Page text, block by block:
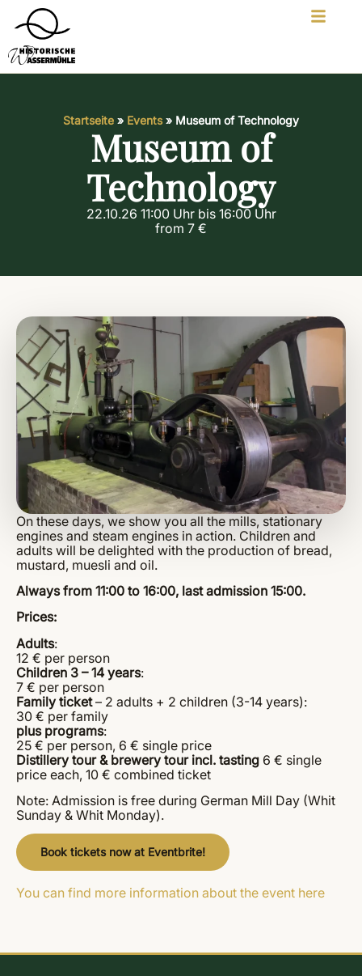
Startseite » Events» Museum of Technology
Museum of
Technology
22.10.26 11:00 Uhr bis 16:00 Uhr
from 7 €
On these days, we show you all the mills, stationary
engines and steam engines in action. Children and
adults will be delighted with the production of bread,
mustard, muesli and oil.
Always from 11:00 to 16:00, last admission 15:00.
Prices:
Adults:
12 € per person
Children 3 – 14 years:
7 € per person
Family ticket– 2 adults + 2 children (3-14 years):
30 € per family
plus programs:
25 € per person, 6 € single price
Distillery tour & brewery tour incl. tasting 6 € single
price each, 10 € combined ticket
Note: Admission is free during German Mill Day (Whit
Sunday & Whit Monday).
Book tickets now at Eventbrite!
You can find more information about the event here